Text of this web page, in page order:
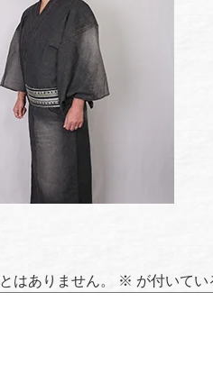
はありません。 ※ が付いてい